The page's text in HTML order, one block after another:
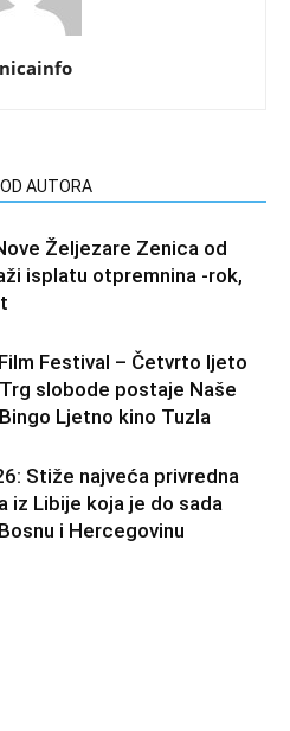
AUTORA
Željezare Zenica od
isplatu otpremnina -rok,
Festival – Četvrto ljeto
slobode postaje Naše
Ljetno kino Tuzla
Stiže najveća privredna
iz Libije koja je do sada
i Hercegovinu